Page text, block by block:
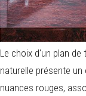
Le choix d'un plan
naturelle présente
nuances rouges,